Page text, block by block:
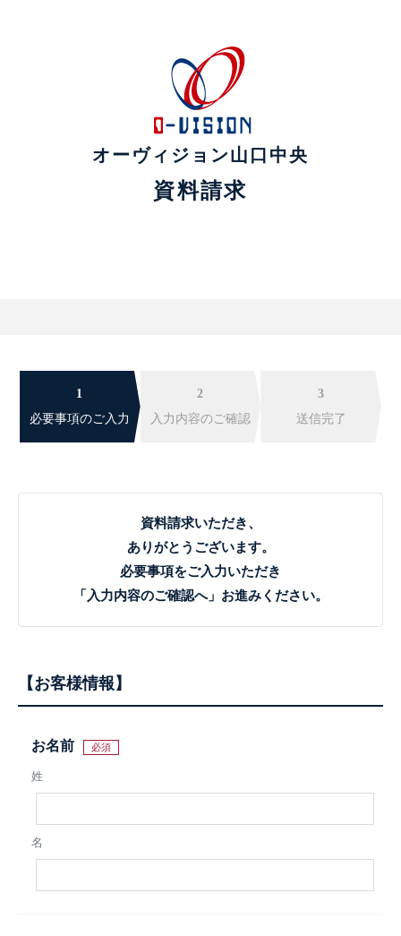
オーヴィジョン山口中央
資料請求
1
必要事項のご入力
2
入力内容のご確認
3
送信完了
資料請求いただき、
ありがとうございます。
必要事項をご入力いただき
「入力内容のご確認へ」お進みください。
お客様情報
お名前 必須
姓
名